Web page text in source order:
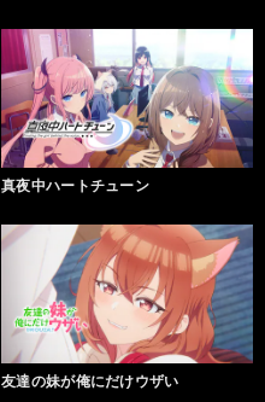
真夜中ハートチューン
友達の妹が俺にだけウザい